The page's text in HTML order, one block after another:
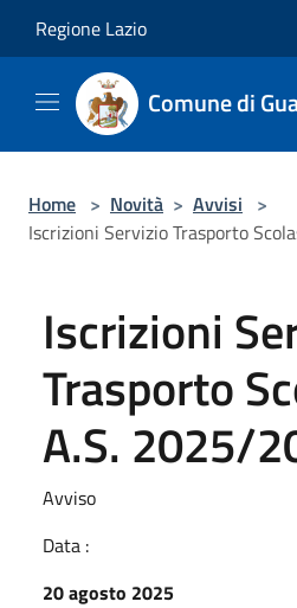
Regione Lazio
Comune di
Home > Novità > Avvisi >
Iscrizioni Servizio Trasporto
Iscrizioni
Trasporto
A.S. 2025/
Avviso
Data :
20 agosto 2025